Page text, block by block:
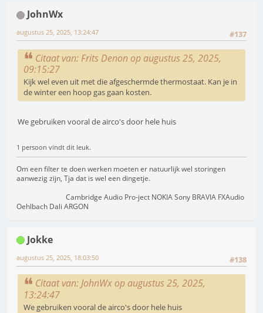
JohnWx
#137
augustus 25, 2025, 13:24:47
Citaat van: Frits Denon op augustus 25, 2025,
09:15:27
Kijk wel even uit met die afgeschermde thermostaat. Kan je in
de winter een hoop gas gaan kosten.
We gebruiken vooral de airco's door hele huis
1 persoon vindt dit leuk.
Om een filter te doen werken moeten er natuurlijk wel storingen
aanwezig zijn, Tja dat is wel een dingetje.
Cambridge Audio Pro-ject NOKIA Sony BRAVIA FXAudio
Oehlbach Dali ARGON
Jokke
#138
augustus 25, 2025, 18:03:50
Citaat van: JohnWx op augustus 25, 2025,
13:24:47
We gebruiken vooral de airco's door hele huis